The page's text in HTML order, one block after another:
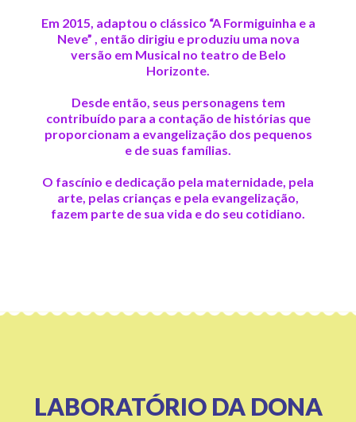
Em 2015, adaptou o clássico “A Formiguinha e a
Neve” , então dirigiu e produziu uma nova
versão em Musical no teatro de Belo
Horizonte.
Desde então, seus personagens tem
contribuído para a contação de histórias que
proporcionam a evangelização dos pequenos
e de suas famílias.
O fascínio e dedicação pela maternidade, pela
arte, pelas crianças e pela evangelização,
fazem parte de sua vida e do seu cotidiano.
LABORATÓRIO DA DONA